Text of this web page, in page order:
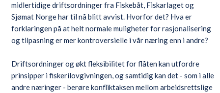
midlertidige driftsordninger fra Fiskebåt, Fiskarlaget og
Sjømat Norge har til nå blitt avvist. Hvorfor det? Hva er
forklaringen på at helt normale muligheter for rasjonalisering
og tilpasning er mer kontroversielle i vår næring enn i andre?
Driftsordninger og økt fleksibilitet for flåten kan utfordre
prinsipper i fiskerilovgivningen, og samtidig kan det - som i alle
andre næringer - berøre konfliktaksen mellom arbeidsrettslige